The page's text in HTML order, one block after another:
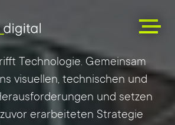
Technologie. Gemeinsam
visuellen, technischen und
und setzen
erarbeiteten Strategie